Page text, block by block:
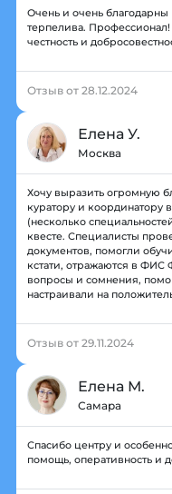
Очень и очень
терпелива.
честность и
Отзыв от 28.12.2024
Елена У.
Москва
Хочу выразить огромную
куратору и
(несколько
квесте. Специалисты
документов, помогли
кстати, отражаются в
вопросы и сомнения,
настраивали на
Отзыв от 29.11.2024
Елена М.
Самара
Спасибо центру и
помощь, оперативность и